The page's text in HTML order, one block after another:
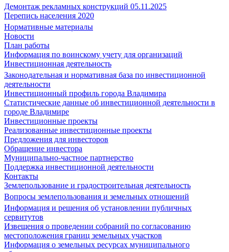
Демонтаж рекламных конструкций 05.11.2025
Перепись населения 2020
Нормативные материалы
Новости
План работы
Информация по воинскому учету для организаций
Инвестиционная деятельность
Законодательная и нормативная база по инвестиционной
деятельности
Инвестиционный профиль города Владимира
Статистические данные об инвестиционной деятельности в
городе Владимире
Инвестиционные проекты
Реализованные инвестиционные проекты
Предложения для инвесторов
Обращение инвестора
Муниципально-частное партнерство
Поддержка инвестиционной деятельности
Контакты
Землепользование и градостроительная деятельность
Вопросы землепользования и земельных отношений
Информация и решения об установлении публичных
сервитутов
Извещения о проведении собраний по согласованию
местоположения границ земельных участков
Информация о земельных ресурсах муниципального